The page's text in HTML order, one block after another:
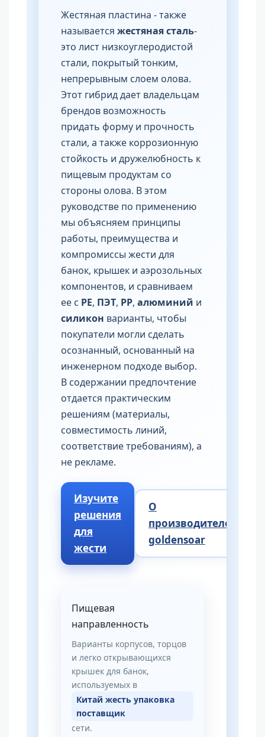
Жестяная пластина - также
называется жестяная сталь-
это лист низкоуглеродистой
стали, покрытый тонким,
непрерывным слоем олова.
Этот гибрид дает владельцам
брендов возможность
придать форму и прочность
стали, а также коррозионную
стойкость и дружелюбность к
пищевым продуктам со
стороны олова. В этом
руководстве по применению
мы объясняем принципы
работы, преимущества и
компромиссы жести для
банок, крышек и аэрозольных
компонентов, и сравниваем
ее с PE, ПЭТ, PP, алюминий и
силикон варианты, чтобы
покупатели могли сделать
осознанный, основанный на
инженерном подходе выбор.
В содержании предпочтение
отдается практическим
решениям (материалы,
совместимость линий,
соответствие требованиям), а
не рекламе.
Изучите
решения
для
жести
О
производителе
goldensoar
Пищевая
направленность
Варианты корпусов, торцов
и легко открывающихся
крышек для банок,
используемых в
Китай жесть упаковка
поставщик
сети.